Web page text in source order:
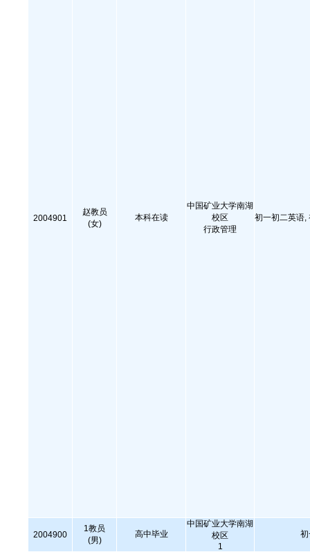
2004901
赵教员
(女)
本科在读
中国矿业大学南湖
校区
行政管理
初一初二英语,
2004900
1教员
(男)
高中毕业
中国矿业大学南湖
校区
1